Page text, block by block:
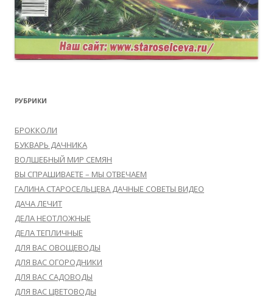
РУБРИКИ
БРОККОЛИ
БУКВАРЬ ДАЧНИКА
ВОЛШЕБНЫЙ МИР СЕМЯН
ВЫ СПРАШИВАЕТЕ – МЫ ОТВЕЧАЕМ
ГАЛИНА СТАРОСЕЛЬЦЕВА ДАЧНЫЕ СОВЕТЫ ВИДЕО
ДАЧА ЛЕЧИТ
ДЕЛА НЕОТЛОЖНЫЕ
ДЕЛА ТЕПЛИЧНЫЕ
ДЛЯ ВАС ОВОЩЕВОДЫ
ДЛЯ ВАС ОГОРОДНИКИ
ДЛЯ ВАС САДОВОДЫ
ДЛЯ ВАС ЦВЕТОВОДЫ